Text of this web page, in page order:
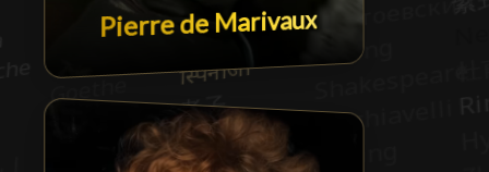
Pierre de Marivaux